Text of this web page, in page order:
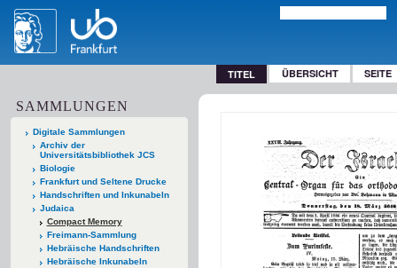
TITEL ÜBERSICHT SEITE
SAMMLUNGEN
Digitale Sammlungen
Archiv der
Universitätsbibliothek JCS
Biologie
Frankfurt und Seltene Drucke
Handschriften und Inkunabeln
Judaica
Compact Memory
Freimann-Sammlung
Hebräische Handschriften
Hebräische Inkunabeln